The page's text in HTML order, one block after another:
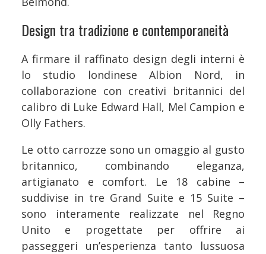
Design tra tradizione e contemporaneità
A firmare il raffinato design degli interni è
lo studio londinese Albion Nord, in
collaborazione con creativi britannici del
calibro di Luke Edward Hall, Mel Campion e
Olly Fathers.
Le otto carrozze sono un omaggio al gusto
britannico, combinando eleganza,
artigianato e comfort. Le 18 cabine –
suddivise in tre Grand Suite e 15 Suite –
sono interamente realizzate nel Regno
Unito e progettate per offrire ai
passeggeri un’esperienza tanto lussuosa